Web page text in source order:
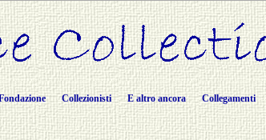
Collezionisti E altro ancora Collegamenti